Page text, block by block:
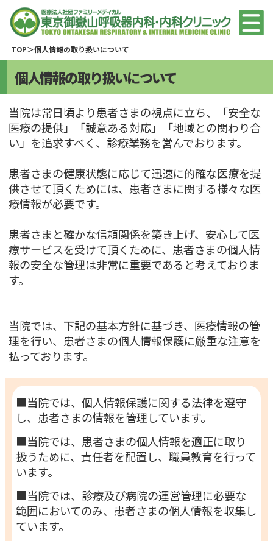
TOP 個人情報の取り扱いについて
個人情報の取り扱いについて
当院は常日頃より患者さまの視点に立ち、「安全な
医療の提供」「誠意ある対応」「地域との関わり合
い」を追求すべく、診療業務を営んでおります。
患者さまの健康状態に応じて迅速に的確な医療を提
供させて頂くためには、患者さまに関する様々な医
療情報が必要です。
患者さまと確かな信頼関係を築き上げ、安心して医
療サービスを受けて頂くために、患者さまの個人情
報の安全な管理は非常に重要であると考えておりま
す。
当院では、下記の基本方針に基づき、医療情報の管
理を行い、患者さまの個人情報保護に厳重な注意を
払っております。
■当院では、個人情報保護に関する法律を遵守
し、患者さまの情報を管理しています。
■当院では、患者さまの個人情報を適正に取り
扱うために、責任者を配置し、職員教育を行って
います。
■当院では、診療及び病院の運営管理に必要な
範囲においてのみ、患者さまの個人情報を収集し
ています。